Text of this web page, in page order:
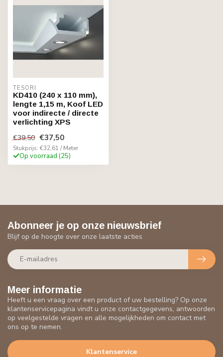
TESORI
KD410 (240 x 110 mm),
lengte 1,15 m, Koof LED
voor indirecte / directe
verlichting XPS
€39,50 €37,50
Stukprijs: €32,61 / Meter
Op voorraad (25)
Meer informatie
Heeft u een vraag over een product of uw bestelling? Op onze
klantenservicepagina vindt u onze contactgegevens, antwoorden
op veelgestelde vragen en alle mogelijkheden om contact met
ons op te nemen.
Klantenservice
Abonneer je op onze nieuwsbrief
Blijf op de hoogte over onze laatste acties